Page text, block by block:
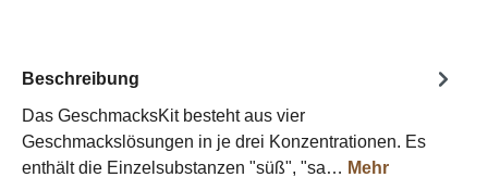
Beschreibung
Das GeschmacksKit besteht aus vier
Geschmackslösungen in je drei Konzentrationen. Es
enthält die Einzelsubstanzen "süß", "sa… Mehr